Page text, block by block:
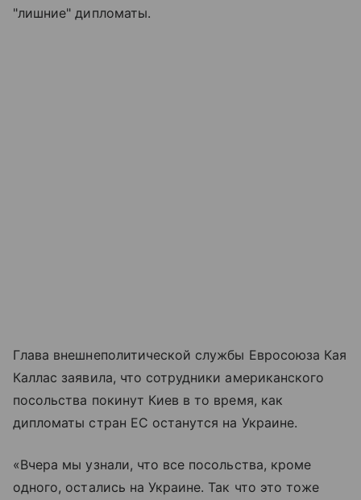
"лишние" дипломаты.
Глава внешнеполитической службы Евросоюза Кая
Каллас заявила, что сотрудники американского
посольства покинут Киев в то время, как
дипломаты стран ЕС останутся на Украине.
«Вчера мы узнали, что все посольства, кроме
одного, остались на Украине. Так что это тоже